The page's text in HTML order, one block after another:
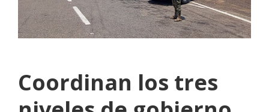
Coordinan los tres